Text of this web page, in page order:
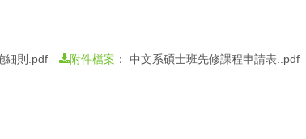
細則.pdf 附件檔案 ： 中文系碩士班先修課程申請表..pdf